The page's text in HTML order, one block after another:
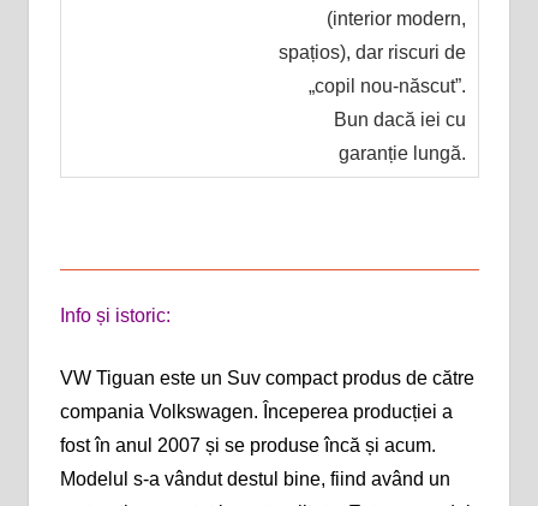
(interior modern,
spațios), dar riscuri de
„copil nou-născut”.
Bun dacă iei cu
garanție lungă.
Info și istoric:
VW Tiguan este un Suv compact produs de către
compania Volkswagen. Începerea producției a
fost în anul 2007 și se produse încă și acum.
Modelul s-a vândut destul bine, fiind având un